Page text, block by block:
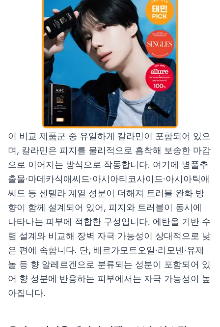
이 비교 제품군 중 유일하게 칼라민이 포함되어 있으
며, 칼라민은 피지를 물리적으로 흡착해 보송한 마감
으로 이어지는 방식으로 작동합니다. 여기에 병풀추
출물·마데카식애씨드·아시아티코사이드·아시아틱애
씨드 등 센텔라 계열 성분이 더해져 트러블 완화 방
향이 함께 설계되어 있어, 피지와 트러블이 동시에
나타나는 피부에 적합한 구성입니다. 에탄올 기반 수
렴 설계와 비교해 장벽 자극 가능성이 상대적으로 낮
은 편에 속합니다. 단, 베르가모트오일·리모넨·유제
놀 등 향 알레르겐으로 분류되는 성분이 포함되어 있
어 향 성분에 반응하는 피부에서는 자극 가능성이 높
아집니다.